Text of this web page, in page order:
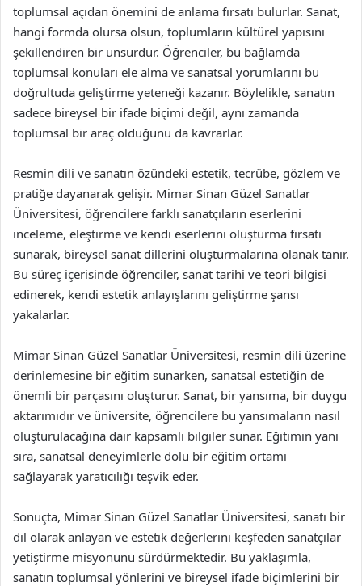
toplumsal açıdan önemini de anlama fırsatı bulurlar. Sanat,
hangi formda olursa olsun, toplumların kültürel yapısını
şekillendiren bir unsurdur. Öğrenciler, bu bağlamda
toplumsal konuları ele alma ve sanatsal yorumlarını bu
doğrultuda geliştirme yeteneği kazanır. Böylelikle, sanatın
sadece bireysel bir ifade biçimi değil, aynı zamanda
toplumsal bir araç olduğunu da kavrarlar.
Resmin dili ve sanatın özündeki estetik, tecrübe, gözlem ve
pratiğe dayanarak gelişir. Mimar Sinan Güzel Sanatlar
Üniversitesi, öğrencilere farklı sanatçıların eserlerini
inceleme, eleştirme ve kendi eserlerini oluşturma fırsatı
sunarak, bireysel sanat dillerini oluşturmalarına olanak tanır.
Bu süreç içerisinde öğrenciler, sanat tarihi ve teori bilgisi
edinerek, kendi estetik anlayışlarını geliştirme şansı
yakalarlar.
Mimar Sinan Güzel Sanatlar Üniversitesi, resmin dili üzerine
derinlemesine bir eğitim sunarken, sanatsal estetiğin de
önemli bir parçasını oluşturur. Sanat, bir yansıma, bir duygu
aktarımıdır ve üniversite, öğrencilere bu yansımaların nasıl
oluşturulacağına dair kapsamlı bilgiler sunar. Eğitimin yanı
sıra, sanatsal deneyimlerle dolu bir eğitim ortamı
sağlayarak yaratıcılığı teşvik eder.
Sonuçta, Mimar Sinan Güzel Sanatlar Üniversitesi, sanatı bir
dil olarak anlayan ve estetik değerlerini keşfeden sanatçılar
yetiştirme misyonunu sürdürmektedir. Bu yaklaşımla,
sanatın toplumsal yönlerini ve bireysel ifade biçimlerini bir